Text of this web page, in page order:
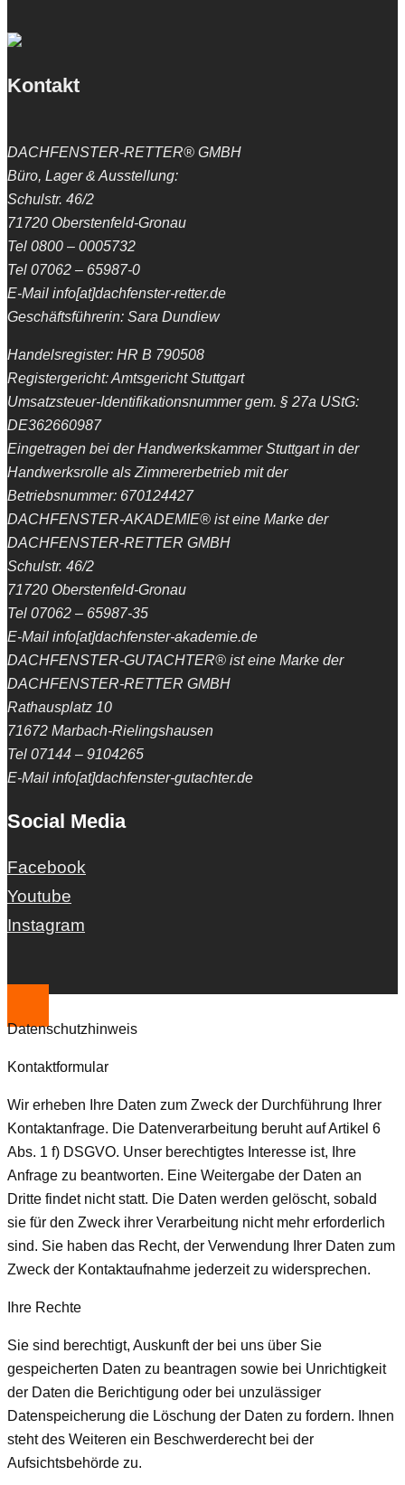
Kontakt
DACHFENSTER-RETTER® GMBH
Büro, Lager & Ausstellung:
Schulstr. 46/2
71720 Oberstenfeld-Gronau
Tel 0800 – 0005732
Tel 07062 – 65987-0
E-Mail info[at]dachfenster-retter.de
Geschäftsführerin: Sara Dundiew
Handelsregister: HR B 790508
Registergericht: Amtsgericht Stuttgart
Umsatzsteuer-Identifikationsnummer gem. § 27a UStG:
DE362660987
Eingetragen bei der Handwerkskammer Stuttgart in der
Handwerksrolle als Zimmererbetrieb mit der
Betriebsnummer: 670124427
DACHFENSTER-AKADEMIE® ist eine Marke der
DACHFENSTER-RETTER GMBH
Schulstr. 46/2
71720 Oberstenfeld-Gronau
Tel 07062 – 65987-35
E-Mail info[at]dachfenster-akademie.de
DACHFENSTER-GUTACHTER® ist eine Marke der
DACHFENSTER-RETTER GMBH
Rathausplatz 10
71672 Marbach-Rielingshausen
Tel 07144 – 9104265
E-Mail info[at]dachfenster-gutachter.de
Social Media
Facebook
Youtube
Instagram
Datenschutzhinweis
Kontaktformular
Wir erheben Ihre Daten zum Zweck der Durchführung Ihrer
Kontaktanfrage. Die Datenverarbeitung beruht auf Artikel 6
Abs. 1 f) DSGVO. Unser berechtigtes Interesse ist, Ihre
Anfrage zu beantworten. Eine Weitergabe der Daten an
Dritte findet nicht statt. Die Daten werden gelöscht, sobald
sie für den Zweck ihrer Verarbeitung nicht mehr erforderlich
sind. Sie haben das Recht, der Verwendung Ihrer Daten zum
Zweck der Kontaktaufnahme jederzeit zu widersprechen.
Ihre Rechte
Sie sind berechtigt, Auskunft der bei uns über Sie
gespeicherten Daten zu beantragen sowie bei Unrichtigkeit
der Daten die Berichtigung oder bei unzulässiger
Datenspeicherung die Löschung der Daten zu fordern. Ihnen
steht des Weiteren ein Beschwerderecht bei der
Aufsichtsbehörde zu.